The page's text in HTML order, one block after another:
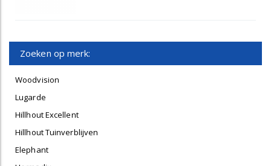
Zoeken op merk:
Woodvision
Lugarde
Hillhout Excellent
Hillhout Tuinverblijven
Elephant